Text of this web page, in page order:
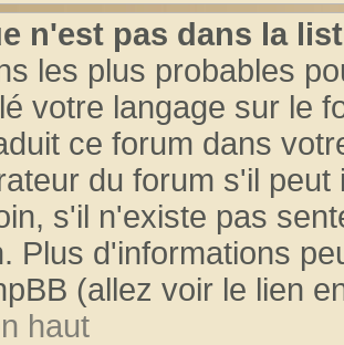
n'est pas dans la
les plus probables
votre langage sur le
ce forum dans
du forum s'il
s'il n'existe pas
Plus d'informations
(allez voir le lien
haut